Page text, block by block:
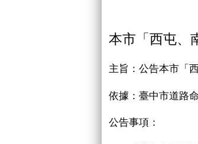
本市「西屯、
主旨：公告本市「
依據：臺中市道路
公告事項：